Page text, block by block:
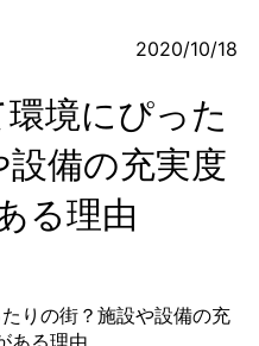
2020/10/18
境にぴった
設備の充実度
る理由